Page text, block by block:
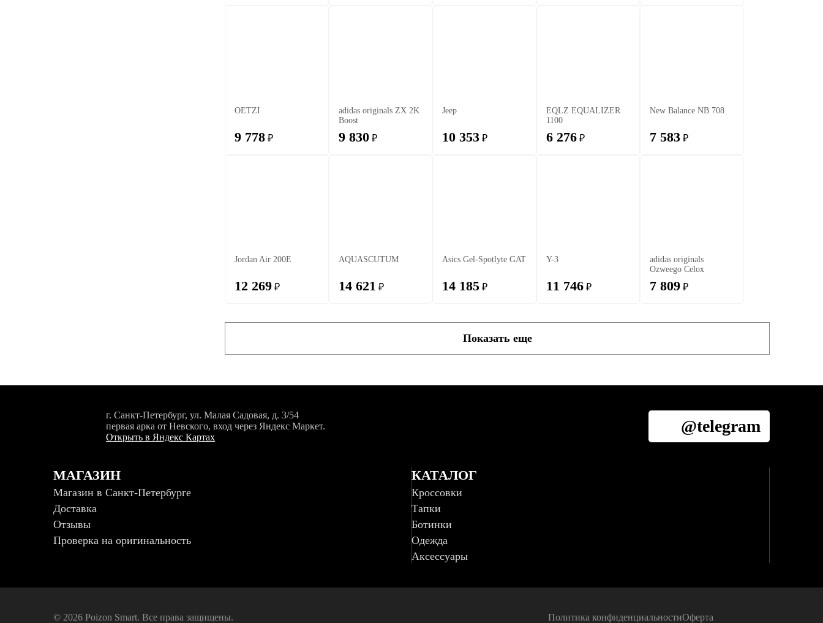
OETZI
9 778 ₽
adidas originals ZX 2K
Boost
9 830₽
Jeep
10 353 ₽
EQLZ EQUALIZER
1100
6 276₽
New Balance NB 708
7 583 ₽
Jordan Air 200E
12 269 ₽
AQUASCUTUM
14 621 ₽
Asics Gel-Spotlyte GAT
14 185 ₽
Y-3
11 746₽
adidas originals
Ozweego Celox
7 809 ₽
Показать еще
г. Санкт-Петербург, ул. Малая Садовая, д. 3/54
первая арка от Невского, вход через Яндекс Маркет.
Открыть в Яндекс Картах
@telegram
МАГАЗИН
Магазин в Санкт-Петербурге
Доставка
Отзывы
Проверка на оригинальность
КАТАЛОГ
Кроссовки
Тапки
Ботинки
Одежда
Аксессуары
© 2026 Poizon Smart. Все права защищены. Политика конфиденциальностиОферта